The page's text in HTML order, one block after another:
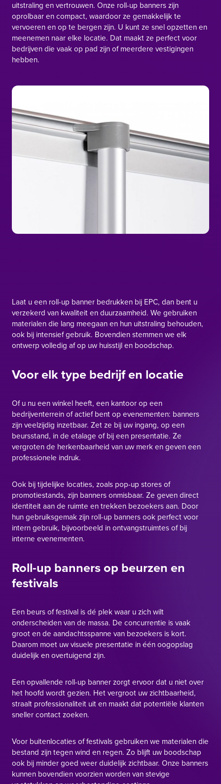
uitstraling en vertrouwen. Onze roll-up banners zijn
oprolbaar en compact, waardoor ze gemakkelijk te
vervoeren en op te bergen zijn. U kunt ze snel opzetten en
meenemen naar elke locatie. Dat maakt ze perfect voor
bedrijven die vaak op pad zijn of meerdere vestigingen
hebben.
Laat u een roll-up banner bedrukken bij EPC, dan bent u
verzekerd van kwaliteit en duurzaamheid. We gebruiken
materialen die lang meegaan en hun uitstraling behouden,
ook bij intensief gebruik. Bovendien stemmen we elk
ontwerp volledig af op uw huisstijl en boodschap.
Voor elk type bedrijf en locatie
Of u nu een winkel heeft, een kantoor op een
bedrijventerrein of actief bent op evenementen: banners
zijn veelzijdig inzetbaar. Zet ze bij uw ingang, op een
beursstand, in de etalage of bij een presentatie. Ze
vergroten de herkenbaarheid van uw merk en geven een
professionele indruk.
Ook bij tijdelijke locaties, zoals pop-up stores of
promotiestands, zijn banners onmisbaar. Ze geven direct
identiteit aan de ruimte en trekken bezoekers aan. Door
hun gebruiksgemak zijn roll-up banners ook perfect voor
intern gebruik, bijvoorbeeld in ontvangstruimtes of bij
interne evenementen.
Roll-up banners op beurzen en
festivals
Een beurs of festival is dé plek waar u zich wilt
onderscheiden van de massa. De concurrentie is vaak
groot en de aandachtsspanne van bezoekers is kort.
Daarom moet uw visuele presentatie in één oogopslag
duidelijk en overtuigend zijn.
Een opvallende roll-up banner zorgt ervoor dat u niet over
het hoofd wordt gezien. Het vergroot uw zichtbaarheid,
straalt professionaliteit uit en maakt dat potentiële klanten
sneller contact zoeken.
Voor buitenlocaties of festivals gebruiken we materialen die
bestand zijn tegen wind en regen. Zo blijft uw boodschap
ook bij minder goed weer duidelijk zichtbaar. Onze banners
kunnen bovendien voorzien worden van stevige